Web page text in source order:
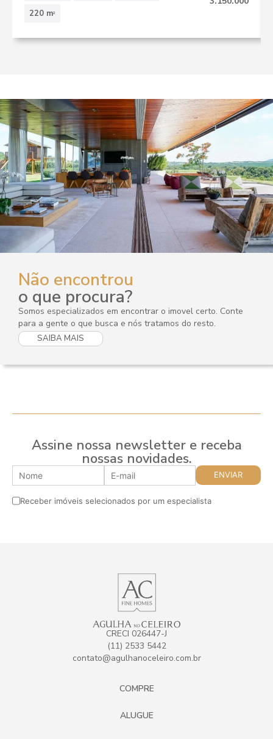
220 m2
Não encontrou
o que procura?
Somos especializados em encontrar o imovel certo. Conte
para a gente o que busca e nós tratamos do resto.
SAIBA MAIS
Assine nossa newsletter e receba
nossas novidades.
Receber imóveis selecionados por um especialista
CRECI 026447-J
(11) 2533 5442
contato@agulhanoceleiro.com.br
COMPRE
ALUGUE